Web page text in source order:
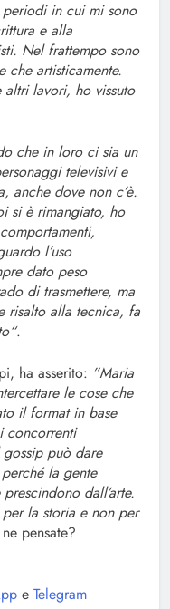
in cui mi sono
e alla
Nel frattempo sono
che artisticamente.
lavori, ho vissuto
che in loro ci sia un
televisivi e
anche dove non c’è.
si è rimangiato, ho
l’uso
dato peso
di trasmettere, ma
risalto alla tecnica, fa
.
ha asserito: ”Maria
le cose che
il format in base
concorrenti
può dare
la gente
dall’arte.
la storia e non per
pensate?
e Telegram